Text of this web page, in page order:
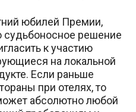
юбилей Премии,
судьбоносное решение
к участию
на локальной
Если раньше
при отелях, то
абсолютно любой